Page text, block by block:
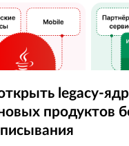
legacy-
продуктов